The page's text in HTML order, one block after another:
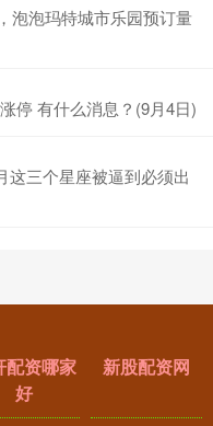
泡泡玛特城市乐园预订量
停 有什么消息？(9月4日)
这三个星座被逼到必须出
配资哪家
好
新股配资网